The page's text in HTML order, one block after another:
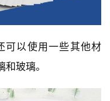
可以使用一些其他材
玻璃。